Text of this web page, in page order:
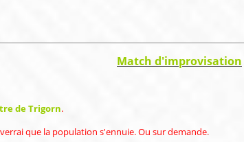
Match d'improvisation
de Trigorn.
que la population s'ennuie. Ou sur demande.